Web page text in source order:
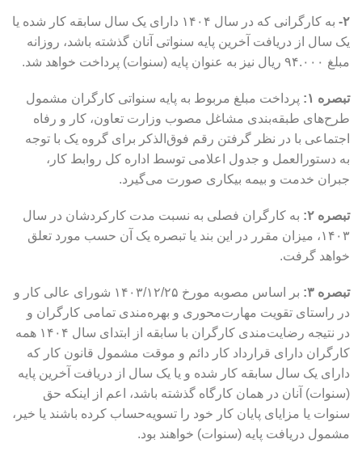
۲-
به کارگرانی که در سال ۱۴۰۴ دارای یک سال سابقه کار شده یا
یک سال از دریافت آخرین پایه سنواتی آنان گذشته باشد، روزانه
مبلغ ۹۴.۰۰۰ ریال نیز به عنوان پایه (سنوات) پرداخت خواهد شد.
تبصره ۱:
پرداخت مبلغ مربوط به پایه سنواتی کارگران مشمول
طرح‌های طبقه‌بندی مشاغل مصوب وزارت تعاون، کار و رفاه
اجتماعی با در نظر گرفتن رقم فوق‌الذکر برای گروه یک با توجه
به دستورالعمل و جدول اعلامی توسط اداره کل روابط کار،
جبران خدمت و بیمه بیکاری صورت می‌گیرد.
تبصره ۲:
به کارگران فصلی به نسبت مدت کارکردشان در سال
۱۴۰۳، میزان مقرر در این بند یا تبصره یک آن حسب مورد تعلق
خواهد گرفت.
تبصره ۳:
بر اساس مصوبه مورخ ۱۴۰۳/۱۲/۲۵ شورای عالی کار و
در راستای تقویت مهارت‌محوری و بهره‌مندی تمامی کارگران و
در نتیجه رضایت‌مندی کارگران با سابقه از ابتدای سال ۱۴۰۴ همه
کارگران دارای قرارداد کار دائم و موقت مشمول قانون کار که
دارای یک سال سابقه کار شده و یا یک سال از دریافت آخرین پایه
(سنوات) آنان در همان کارگاه گذشته باشد، اعم از اینکه حق
سنوات یا مزایای پایان کار خود را تسویه‌حساب کرده باشند یا خیر،
مشمول دریافت پایه (سنوات) خواهند بود.